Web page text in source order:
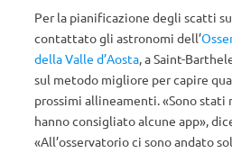
Per la pianificazione degli scatti
contattato gli astronomi dell’
della Valle d’Aosta, a Saint-
sul metodo migliore per capire
prossimi allineamenti. «Sono
hanno consigliato alcune app»,
«All’osservatorio ci sono andato